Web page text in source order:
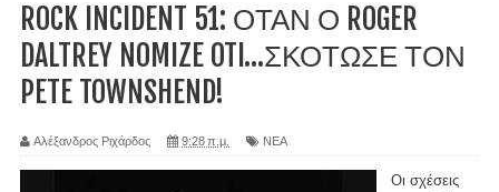
ROCK INCIDENT 51: ΟΤΑΝ Ο ROGER
DALTREY NOMIZE OTI…ΣΚΟΤΩΣΕ ΤΟΝ
PETE TOWNSHEND!
Αλέξανδρος Ριχάρδος 9:28 π.μ. ΝΕΑ
Οι σχέσεις